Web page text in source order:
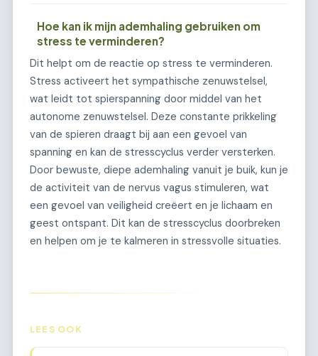
Hoe kan ik mijn ademhaling gebruiken om
stress te verminderen?
Dit helpt om de reactie op stress te verminderen.
Stress activeert het sympathische zenuwstelsel,
wat leidt tot spierspanning door middel van het
autonome zenuwstelsel. Deze constante prikkeling
van de spieren draagt bij aan een gevoel van
spanning en kan de stresscyclus verder versterken.
Door bewuste, diepe ademhaling vanuit je buik, kun je
de activiteit van de nervus vagus stimuleren, wat
een gevoel van veiligheid creëert en je lichaam en
geest ontspant. Dit kan de stresscyclus doorbreken
en helpen om je te kalmeren in stressvolle situaties.
LEES OOK